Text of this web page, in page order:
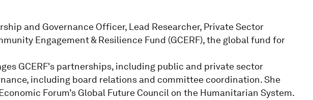
and Governance Officer, Lead Researcher, Private Sector
Engagement & Resilience Fund (GCERF), the global fund for
GCERF's partnerships, including public and private sector
including board relations and committee coordination. She
Forum’s Global Future Council on the Humanitarian System.